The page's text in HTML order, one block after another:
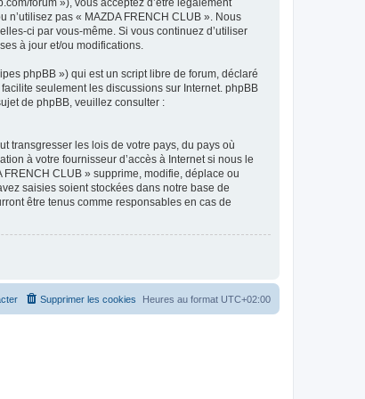
forum »), vous acceptez d’être légalement
n’utilisez pas « MAZDA FRENCH CLUB ». Nous
ci par vous-même. Si vous continuez d’utiliser
à jour et/ou modifications.
phpBB ») qui est un script libre de forum, déclaré
seulement les discussions sur Internet. phpBB
de phpBB, veuillez consulter :
transgresser les lois de votre pays, du pays où
à votre fournisseur d’accès à Internet si nous le
CLUB » supprime, modifie, déplace ou
saisies soient stockées dans notre base de
être tenus comme responsables en cas de
Heures au format UTC+02:00
Supprimer les cookies